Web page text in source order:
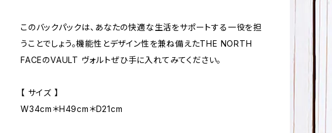
このバックパックは、あなたの快適な生活をサポートする一役を担
うことでしょう。機能性とデザイン性を兼ね備えたTHE NORTH
FACEのVAULT ヴォルトぜひ手に入れてみてください。
【 サイズ 】
W34cm＊H49cm＊D21cm